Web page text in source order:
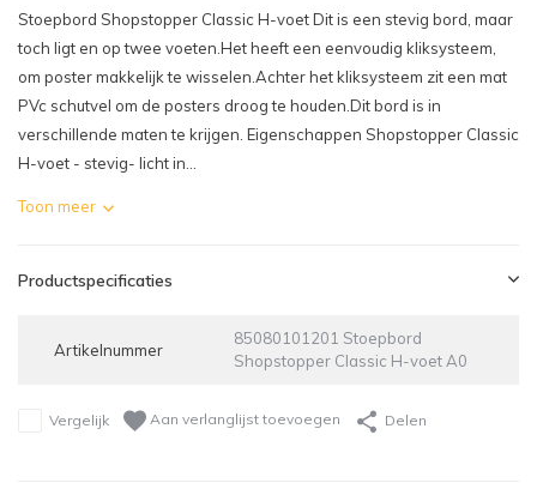
Stoepbord Shopstopper Classic H-voet Dit is een stevig bord, maar
toch ligt en op twee voeten.Het heeft een eenvoudig kliksysteem,
om poster makkelijk te wisselen.Achter het kliksysteem zit een mat
PVc schutvel om de posters droog te houden.Dit bord is in
verschillende maten te krijgen. Eigenschappen Shopstopper Classic
H-voet - stevig- licht in...
Toon meer
Productspecificaties
Artikelnummer
85080101201 Stoepbord
Shopstopper Classic H-voet A0
Vergelijk Aan verlanglijst toevoegen Delen